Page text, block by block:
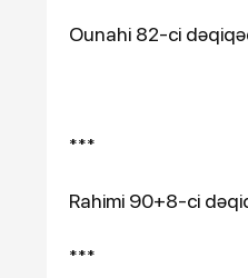
Ounahi 82-ci
***
Rahimi 90+8-ci
***